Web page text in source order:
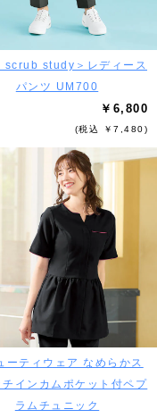
scrub study＞レディース
パンツ UM700
￥6,800
(税込 ￥7,480)
ーティウェア なめらかス
チインカムポケット付ペプ
ラムチュニック